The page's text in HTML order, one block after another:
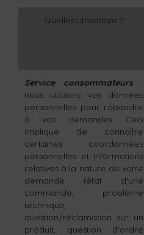
Quelles utilisations ?
Service consommateurs :
nous utilisons vos données
personnelles pour répondre
à vos demandes. Ceci
implique de connaître
certaines coordonnées
personnelles et informations
relatives à la nature de votre
demande (état d'une
commande, problème
technique,
question/réclamation sur un
produit, question d'ordre